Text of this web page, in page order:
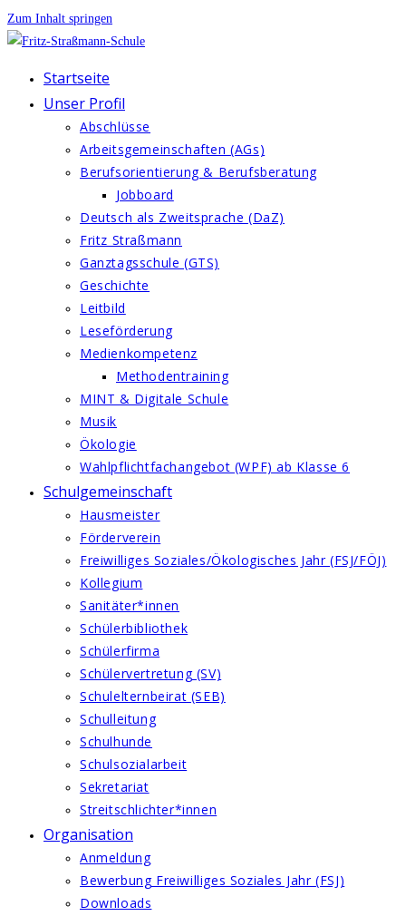
Zum Inhalt springen
Startseite
Unser Profil
Abschlüsse
Arbeitsgemeinschaften (AGs)
Berufsorientierung & Berufsberatung
Jobboard
Deutsch als Zweitsprache (DaZ)
Fritz Straßmann
Ganztagsschule (GTS)
Geschichte
Leitbild
Leseförderung
Medienkompetenz
Methodentraining
MINT & Digitale Schule
Musik
Ökologie
Wahlpflichtfachangebot (WPF) ab Klasse 6
Schulgemeinschaft
Hausmeister
Förderverein
Freiwilliges Soziales/Ökologisches Jahr (FSJ/FÖJ)
Kollegium
Sanitäter*innen
Schülerbibliothek
Schülerfirma
Schülervertretung (SV)
Schulelternbeirat (SEB)
Schulleitung
Schulhunde
Schulsozialarbeit
Sekretariat
Streitschlichter*innen
Organisation
Anmeldung
Bewerbung Freiwilliges Soziales Jahr (FSJ)
Downloads